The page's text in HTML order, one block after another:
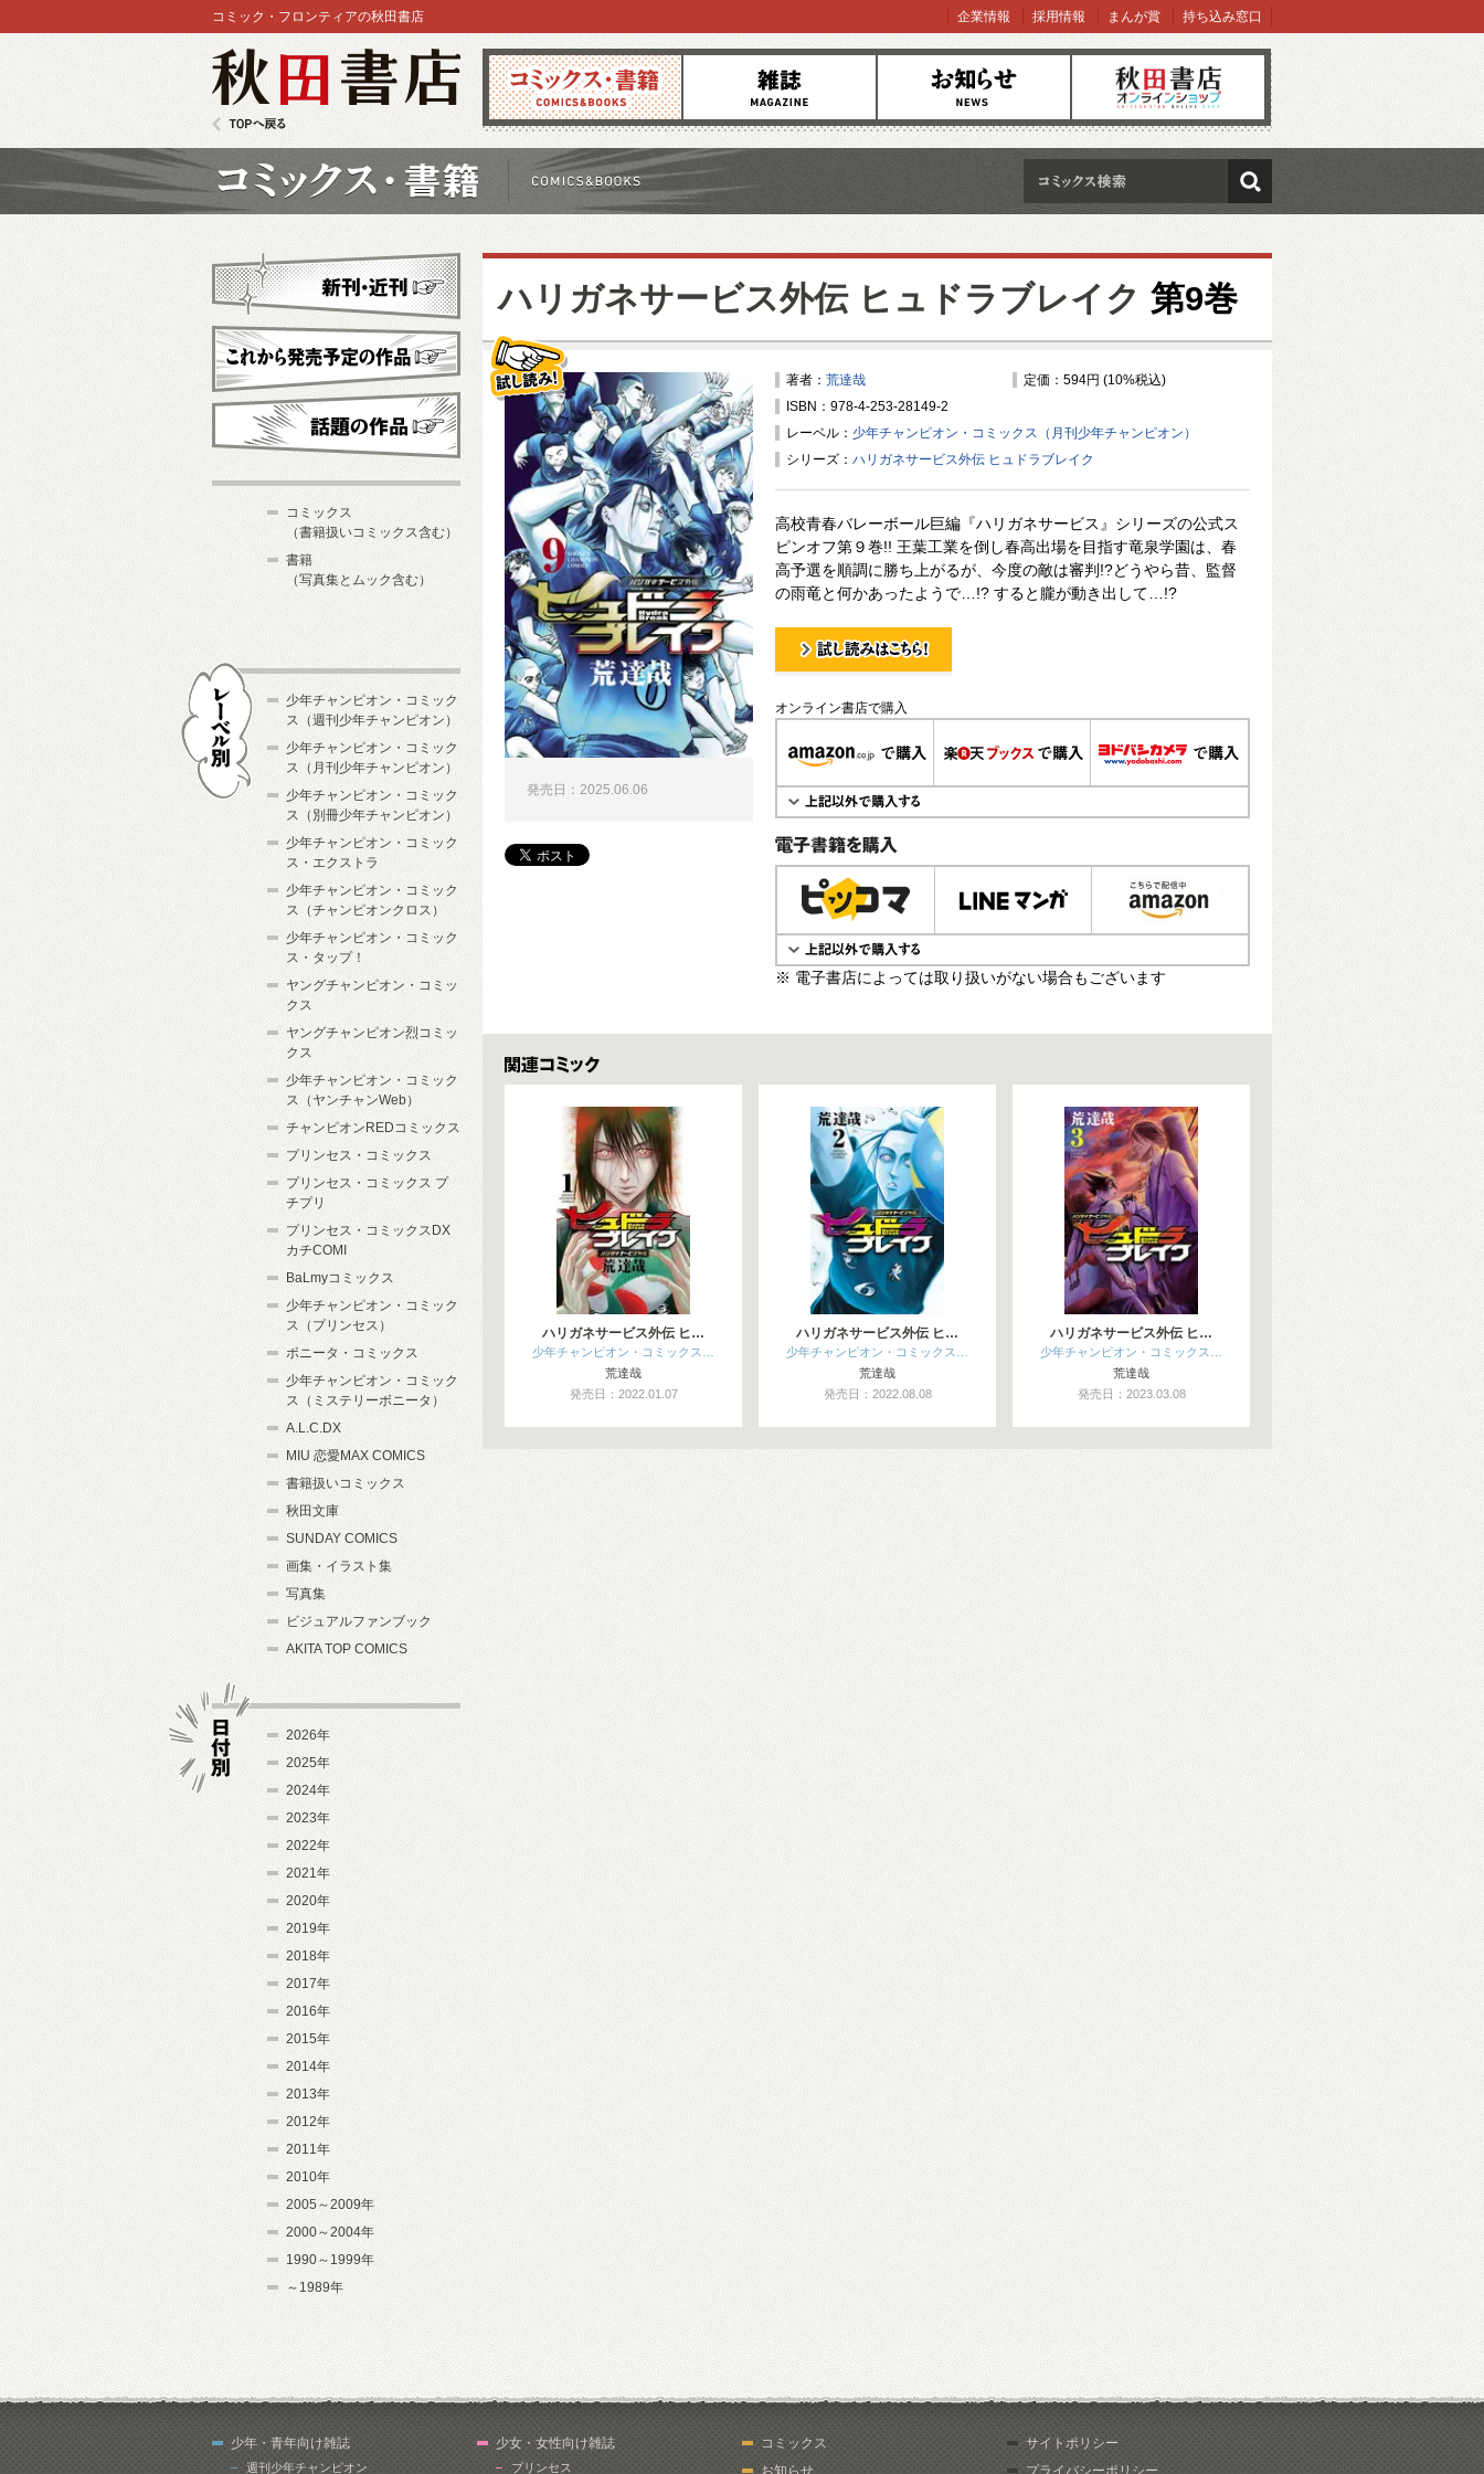
コミックス 雑誌 お知らせ オンラインショップ
コミック・フロンティアの秋田書店 企業情報 採用情報 まんが賞 持ち込み窓口
検索
ハリガネサービス外伝 ヒュドラブレイク 第9巻
著者： 荒達哉
定価：594円 (10%税込)
ISBN：978-4-253-28149-2
レーベル： 少年チャンピオン・コミックス（月刊少年チャンピオン）
シリーズ： ハリガネサービス外伝 ヒュドラブレイク
高校青春バレーボール巨編『ハリガネサービス』シリーズの公式ス
ピンオフ第９巻!! 王葉工業を倒し春高出場を目指す竜泉学園は、春
高予選を順調に勝ち上がるが、今度の敵は審判!?どうやら昔、監督
の雨竜と何かあったようで…!? すると朧が動き出して…!?
試し読み！
オンライン書店で購入
電子書籍で購入
※ 電子書店によっては取り扱いがない場合もございます
発売日：2025.06.06
関連コミックス
ハリガネサービス外伝 ヒ…
少年チャンピオン・コミックス…
荒達哉
発売日：2022.01.07
ハリガネサービス外伝 ヒ…
少年チャンピオン・コミックス…
荒達哉
発売日：2022.08.08
ハリガネサービス外伝 ヒ…
少年チャンピオン・コミックス…
荒達哉
発売日：2023.03.08
新刊・近刊
これから発売予定
コミックス
（書籍扱いコミックス含む）
書籍
（写真集とムック含む）
少年チャンピオン・コミック
ス（週刊少年チャンピオン）
少年チャンピオン・コミック
ス（月刊少年チャンピオン）
少年チャンピオン・コミック
ス（別冊少年チャンピオン）
少年チャンピオン・コミック
ス・エクストラ
少年チャンピオン・コミック
ス（チャンピオンクロス）
少年チャンピオン・コミック
ス・タップ！
ヤングチャンピオン・コミッ
クス
ヤングチャンピオン烈コミッ
クス
少年チャンピオン・コミック
ス（ヤンチャンWeb）
チャンピオンREDコミックス
プリンセス・コミックス
プリンセス・コミックス プ
チプリ
プリンセス・コミックスDX
カチCOMI
BaLmyコミックス
少年チャンピオン・コミック
ス（プリンセス）
ボニータ・コミックス
少年チャンピオン・コミック
ス（ミステリーボニータ）
A.L.C.DX
MIU 恋愛MAX COMICS
書籍扱いコミックス
秋田文庫
SUNDAY COMICS
画集・イラスト集
写真集
ビジュアルファンブック
AKITA TOP COMICS
2026年
2025年
2024年
2023年
2022年
2021年
2020年
2019年
2018年
2017年
2016年
2015年
2014年
2013年
2012年
2011年
2010年
2005～2009年
2000～2004年
1990～1999年
～1989年
少年・青年向け雑誌
週刊少年チャンピオン
少女・女性向け雑誌
プリンセス
コミックス
お知らせ
サイトポリシー
プライバシーポリシー